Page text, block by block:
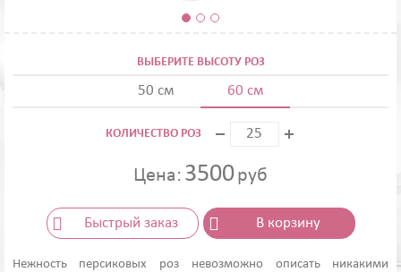
ВЫБЕРИТЕ ВЫСОТУ РОЗ
50 см 60 см
КОЛИЧЕСТВО РОЗ
Цена: 3500руб
Быстрый заказ В корзину
Нежность персиковых роз невозможно описать никакими